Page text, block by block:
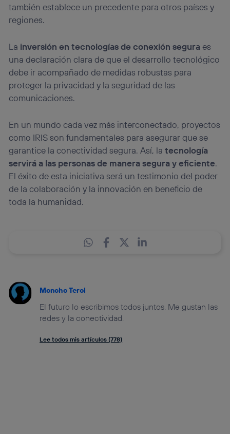
también establece un precedente para otros países y
regiones.
La inversión en tecnologías de conexión seguraes
una declaración clara de que el desarrollo tecnológico
debe ir acompañado de medidas robustas para
proteger la privacidad y la seguridad de las
comunicaciones.
En un mundo cada vez más interconectado, proyectos
como IRIS son fundamentales para asegurar que se
garantice la conectividad segura. Así, latecnología
servirá a las personas de manera segura y eficiente.
El éxito de esta iniciativa será un testimonio del poder
de la colaboración y la innovación en beneficio de
toda la humanidad.
Moncho Terol
El futuro lo escribimos todos juntos. Me gustan las
redes y la conectividad.
Lee todos mis artículos (778)